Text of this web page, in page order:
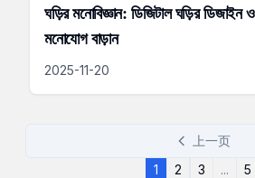
ঘড়ির মনোবিজ্ঞান: ডিজিটাল ঘড়ির ডিজাইন
মনোযোগ বাড়ান
2025-11-20
上一页
1
2 3 ...
5